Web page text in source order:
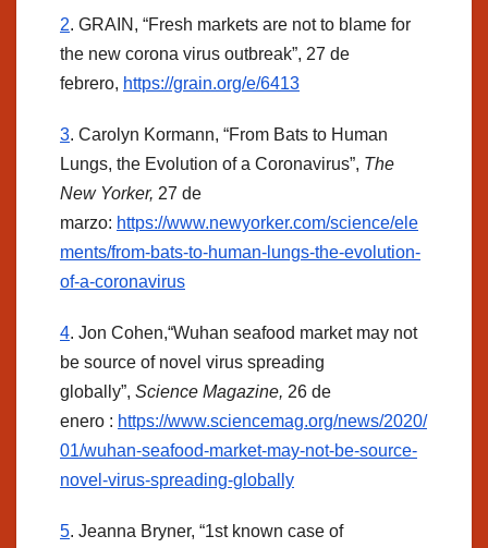
2. GRAIN, “Fresh markets are not to blame for
the new corona virus outbreak”, 27 de
febrero, https://grain.org/e/6413
3. Carolyn Kormann, “From Bats to Human
Lungs, the Evolution of a Coronavirus”, The
New Yorker, 27 de
marzo: https://www.newyorker.com/science/ele
ments/from-bats-to-human-lungs-the-evolution-
of-a-coronavirus
4. Jon Cohen,“Wuhan seafood market may not
be source of novel virus spreading
globally”, Science Magazine, 26 de
enero : https://www.sciencemag.org/news/2020/
01/wuhan-seafood-market-may-not-be-source-
novel-virus-spreading-globally
5. Jeanna Bryner, “1st known case of